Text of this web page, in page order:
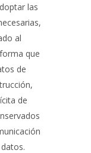
las
al
que
de
de